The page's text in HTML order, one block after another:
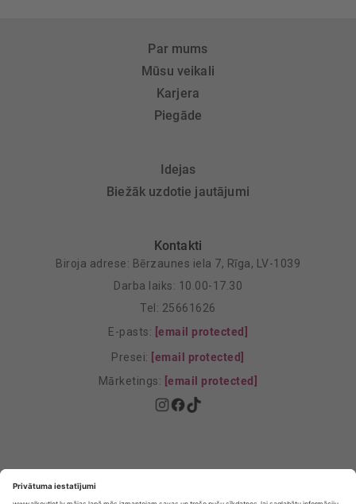
Par mums
Mūsu veikali
Karjera
Piegāde
Idejas
Biežāk uzdotie jautājumi
Kontakti
Biroja adrese: Bērzaunes iela 7, Rīga, LV-1039
Darba laiks: 10.00-17.30
Tel: 25661626
E-pasts: [email protected]
Presei: [email protected]
Mārketings: [email protected]
Privātuma Iestatījumi